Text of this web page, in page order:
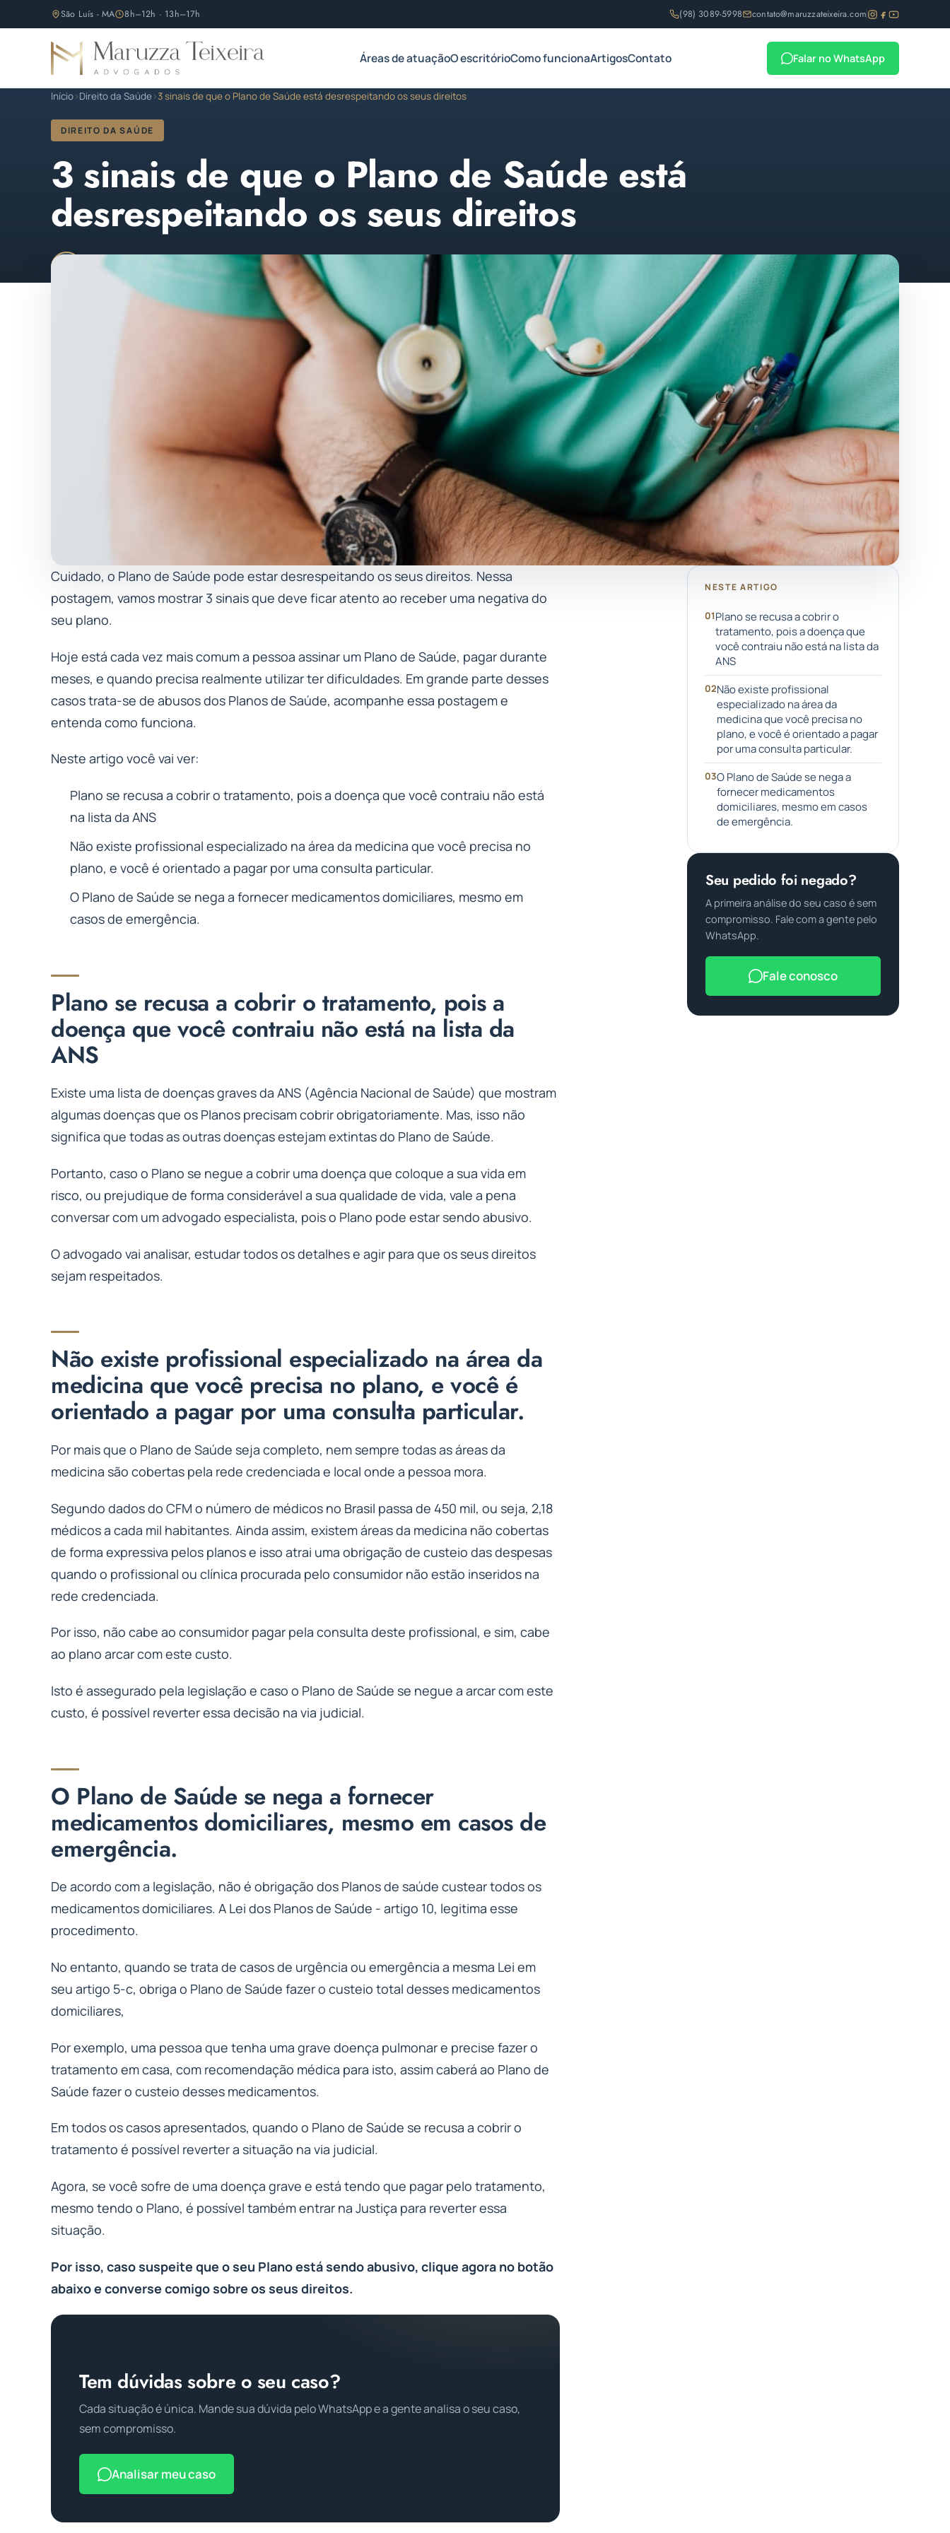
São Luís - MA 8h–12h · 13h–17h (98) 3089-5998 contato@maruzzateixeira.com
Áreas de atuaçãoO escritórioComo funcionaArtigosContato Falar no WhatsApp
Início›Direito da Saúde›3 sinais de que o Plano de Saúde está desrespeitando os seus direitos
DIREITO DA SAÚDE
3 sinais de que o Plano de Saúde está
desrespeitando os seus direitos
Maruzza Teixeira
OAB/MA 11.810
Publicado em 13 de fevereiro de 2023 3 min de leitura
Cuidado, o Plano de Saúde pode estar desrespeitando os seus direitos. Nessa
postagem, vamos mostrar 3 sinais que deve ficar atento ao receber uma negativa do
seu plano.
Hoje está cada vez mais comum a pessoa assinar um Plano de Saúde, pagar durante
meses, e quando precisa realmente utilizar ter dificuldades. Em grande parte desses
casos trata-se de abusos dos Planos de Saúde, acompanhe essa postagem e
entenda como funciona.
Neste artigo você vai ver:
Plano se recusa a cobrir o tratamento, pois a doença que você contraiu não está
na lista da ANS
Não existe profissional especializado na área da medicina que você precisa no
plano, e você é orientado a pagar por uma consulta particular.
O Plano de Saúde se nega a fornecer medicamentos domiciliares, mesmo em
casos de emergência.
Plano se recusa a cobrir o tratamento, pois a
doença que você contraiu não está na lista da
ANS
Existe uma lista de doenças graves da ANS (Agência Nacional de Saúde) que mostram
algumas doenças que os Planos precisam cobrir obrigatoriamente. Mas, isso não
significa que todas as outras doenças estejam extintas do Plano de Saúde.
Portanto, caso o Plano se negue a cobrir uma doença que coloque a sua vida em
risco, ou prejudique de forma considerável a sua qualidade de vida, vale a pena
conversar com um advogado especialista, pois o Plano pode estar sendo abusivo.
O advogado vai analisar, estudar todos os detalhes e agir para que os seus direitos
sejam respeitados.
Não existe profissional especializado na área da
medicina que você precisa no plano, e você é
orientado a pagar por uma consulta particular.
Por mais que o Plano de Saúde seja completo, nem sempre todas as áreas da
medicina são cobertas pela rede credenciada e local onde a pessoa mora.
Segundo dados do CFM o número de médicos no Brasil passa de 450 mil, ou seja, 2,18
médicos a cada mil habitantes. Ainda assim, existem áreas da medicina não cobertas
de forma expressiva pelos planos e isso atrai uma obrigação de custeio das despesas
quando o profissional ou clínica procurada pelo consumidor não estão inseridos na
rede credenciada.
Por isso, não cabe ao consumidor pagar pela consulta deste profissional, e sim, cabe
ao plano arcar com este custo.
Isto é assegurado pela legislação e caso o Plano de Saúde se negue a arcar com este
custo, é possível reverter essa decisão na via judicial.
O Plano de Saúde se nega a fornecer
medicamentos domiciliares, mesmo em casos de
emergência.
De acordo com a legislação, não é obrigação dos Planos de saúde custear todos os
medicamentos domiciliares. A Lei dos Planos de Saúde - artigo 10, legitima esse
procedimento.
No entanto, quando se trata de casos de urgência ou emergência a mesma Lei em
seu artigo 5-c, obriga o Plano de Saúde fazer o custeio total desses medicamentos
domiciliares,
Por exemplo, uma pessoa que tenha uma grave doença pulmonar e precise fazer o
tratamento em casa, com recomendação médica para isto, assim caberá ao Plano de
Saúde fazer o custeio desses medicamentos.
Em todos os casos apresentados, quando o Plano de Saúde se recusa a cobrir o
tratamento é possível reverter a situação na via judicial.
Agora, se você sofre de uma doença grave e está tendo que pagar pelo tratamento,
mesmo tendo o Plano, é possível também entrar na Justiça para reverter essa
situação.
Por isso, caso suspeite que o seu Plano está sendo abusivo, clique agora no botão
abaixo e converse comigo sobre os seus direitos.
Tem dúvidas sobre o seu caso?
Cada situação é única. Mande sua dúvida pelo WhatsApp e a gente analisa o seu caso,
sem compromisso.
Analisar meu caso
NESTE ARTIGO
Plano se recusa a cobrir o
tratamento, pois a doença que
você contraiu não está na lista da
ANS
Não existe profissional
especializado na área da
medicina que você precisa no
plano, e você é orientado a pagar
por uma consulta particular.
O Plano de Saúde se nega a
fornecer medicamentos
domiciliares, mesmo em casos
de emergência.
Seu pedido foi negado?
A primeira análise do seu caso é sem
compromisso. Fale com a gente pelo
WhatsApp.
Fale conosco